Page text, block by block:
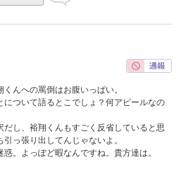
んへの罵倒はお腹いっぱい。
について語るとこでしょ？何アピールなの
だし、裕翔くんもすごく反省していると思
っ張り出してんじゃないよ。
。よっぽど暇なんですね。貴方達は。